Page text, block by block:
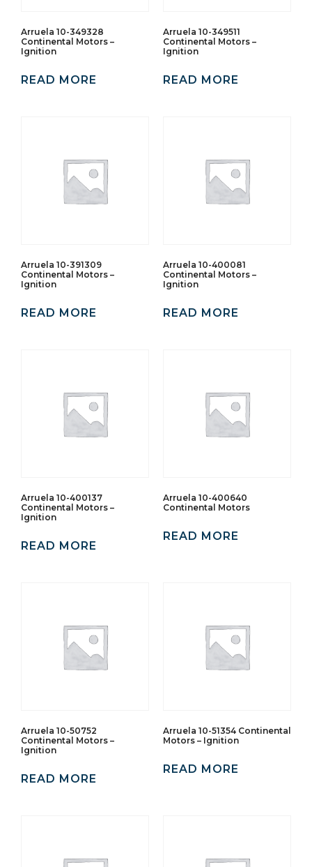
Arruela 10-349328
Continental Motors –
Ignition
READ MORE
Arruela 10-349511
Continental Motors –
Ignition
READ MORE
Arruela 10-391309
Continental Motors –
Ignition
READ MORE
Arruela 10-400081
Continental Motors –
Ignition
READ MORE
Arruela 10-400137
Continental Motors –
Ignition
READ MORE
Arruela 10-400640
Continental Motors
READ MORE
Arruela 10-50752
Continental Motors –
Ignition
READ MORE
Arruela 10-51354 Continental
Motors – Ignition
READ MORE